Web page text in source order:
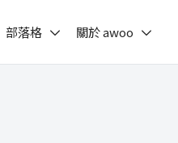
部落格 關於 awoo